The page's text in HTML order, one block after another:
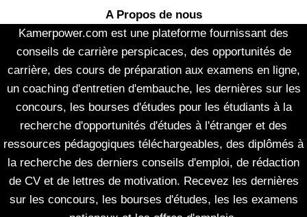
A Propos de nous
Kamerpower.com est une plateforme fournissant des
conseils de carrière perspicaces, des opportunités de
carrière, des cours de préparation aux examens en ligne,
un coaching d'entretien d'embauche, les dernières sur les
concours, les bourses d'études pour les étudiants à la
recherche d'opportunités d'études à l'étranger et des
ressources pédagogiques téléchargeables, des diplômés à
la recherche des derniers conseils d'emploi, de rédaction
de CV et de lettres de motivation. Recevez les dernières
sur les concours, les bourses d'études, les les examens